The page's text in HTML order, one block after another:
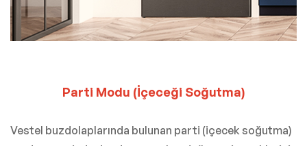
Parti Modu (İçeceği Soğutma)
Vestel buzdolaplarında bulunan parti (içecek soğutma)